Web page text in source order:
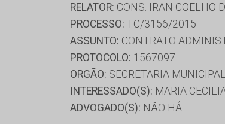
RELATOR: CONS. IRAN COELHO
PROCESSO: TC/3156/2015
ASSUNTO: CONTRATO
PROTOCOLO: 1567097
ORGÃO: SECRETARIA
INTERESSADO(S): MARIA
ADVOGADO(S): NÃO HÁ